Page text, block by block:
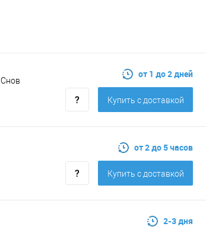
от 1 до 2 дней
Купить c доставкой
от 2 до 5 часов
Купить c доставкой
2-3 дня